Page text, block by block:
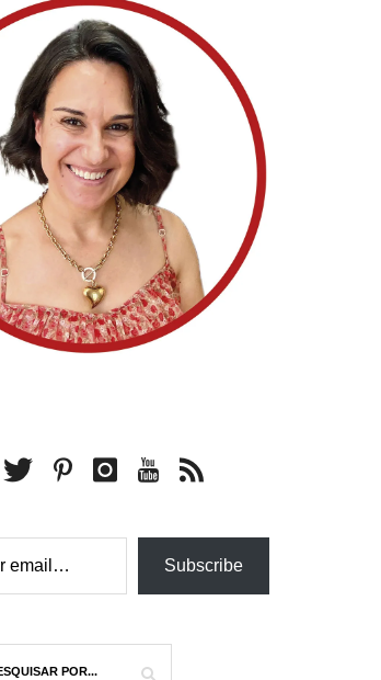
Subscribe